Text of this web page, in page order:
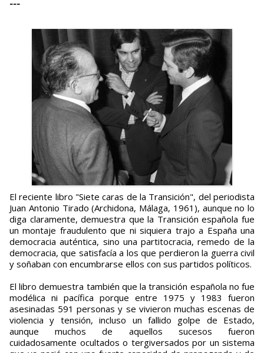
---
El reciente libro "Siete caras de la Transición", del periodista
Juan Antonio Tirado (Archidona, Málaga, 1961), aunque no lo
diga claramente, demuestra que la Transición española fue
un montaje fraudulento que ni siquiera trajo a España una
democracia auténtica, sino una partitocracia, remedo de la
democracia, que satisfacía a los que perdieron la guerra civil
y soñaban con encumbrarse ellos con sus partidos políticos.
El libro demuestra también que la transición española no fue
modélica ni pacífica porque entre 1975 y 1983 fueron
asesinadas 591 personas y se vivieron muchas escenas de
violencia y tensión, incluso un fallido golpe de Estado,
aunque muchos de aquellos sucesos fueron
cuidadosamente ocultados o tergiversados por un sistema